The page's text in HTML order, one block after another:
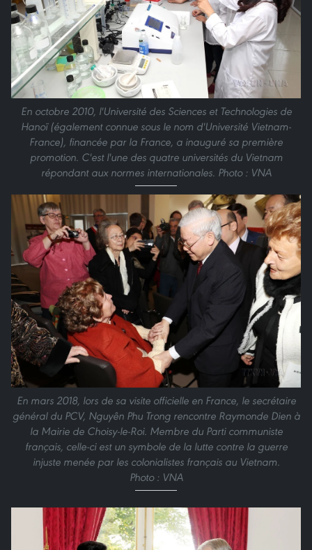
En octobre 2010, l'Université des Sciences et Technologies de
Hanoï (également connue sous le nom d'Université Vietnam-
France), financée par la France, a inauguré sa première
promotion. C'est l'une des quatre universités du Vietnam
répondant aux normes internationales. Photo : VNA
En mars 2018, lors de sa visite officielle en France, le secrétaire
général du PCV, Nguyên Phu Trong rencontre Raymonde Dien à
la Mairie de Choisy-le-Roi. Membre du Parti communiste
français, celle-ci est un symbole de la lutte contre la guerre
injuste menée par les colonialistes français au Vietnam.
Photo : VNA